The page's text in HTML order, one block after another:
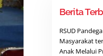
Berita
RSUD
Masyarakat
Anak Melalui